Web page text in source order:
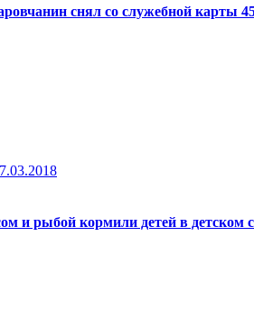
снял со служебной карты
и рыбой кормили детей в детском